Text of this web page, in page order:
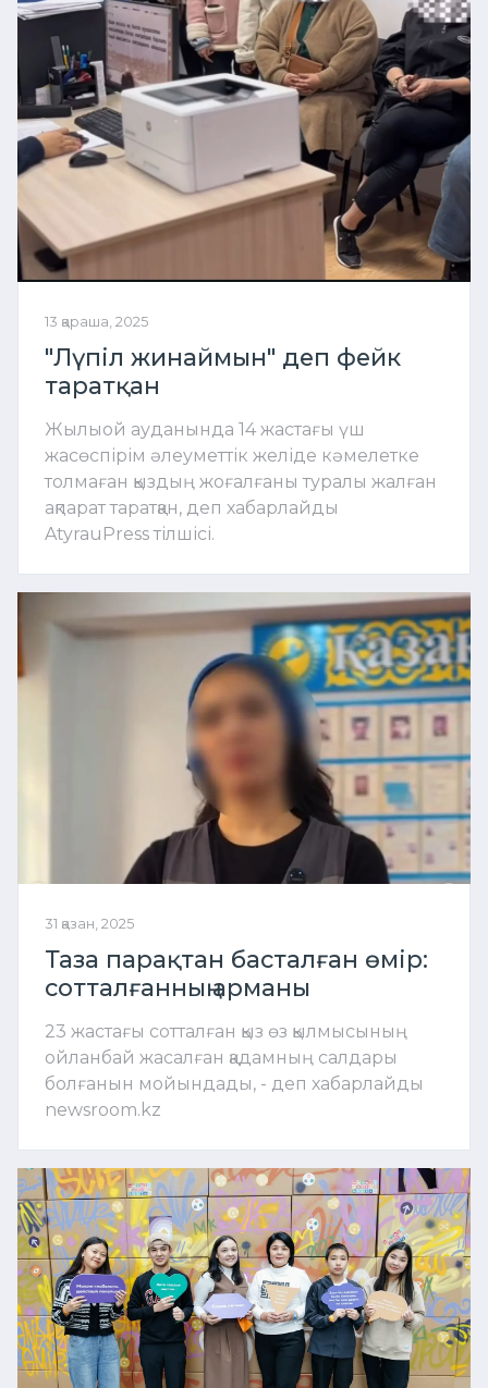
13 қараша, 2025
"Лүпіл жинаймын" деп фейк
таратқан
Жылыой ауданында 14 жастағы үш
жасөспірім әлеуметтік желіде кәмелетке
толмаған қыздың жоғалғаны туралы жалған
ақпарат таратқан, деп хабарлайды
AtyrauPress тілшісі.
31 қазан, 2025
Таза парақтан басталған өмір:
сотталғанның арманы
23 жастағы сотталған қыз өз қылмысының
ойланбай жасалған қадамның салдары
болғанын мойындады, - деп хабарлайды
newsroom.kz